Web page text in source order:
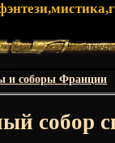
и соборы Франции
собор